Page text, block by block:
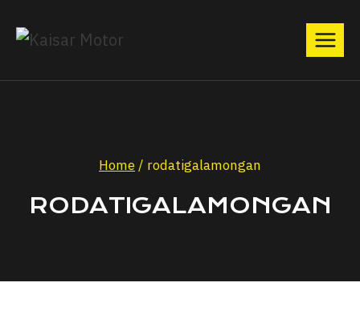
Home/ rodatigalamongan
RODATIGALAMONGAN